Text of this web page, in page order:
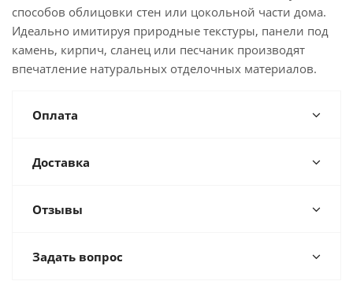
способов облицовки стен или цокольной части дома.
Идеально имитируя природные текстуры, панели под
камень, кирпич, сланец или песчаник производят
впечатление натуральных отделочных материалов.
Оплата
Доставка
Отзывы
Задать вопрос